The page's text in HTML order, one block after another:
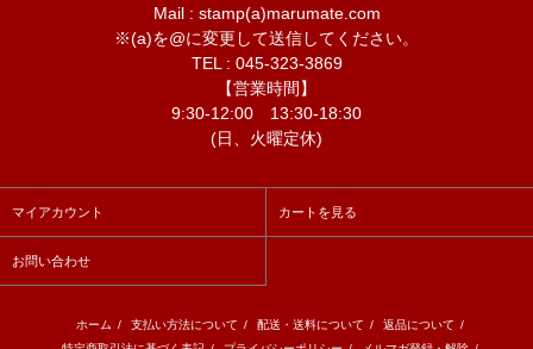
Mail : stamp(a)marumate.com
※(a)を@に変更して送信してください。
TEL : 045-323-3869
【営業時間】
9:30-12:00 13:30-18:30
(日、火曜定休)
マイアカウント カートを見る
お問い合わせ
ホーム / 支払い方法について / 配送・送料について / 返品について /